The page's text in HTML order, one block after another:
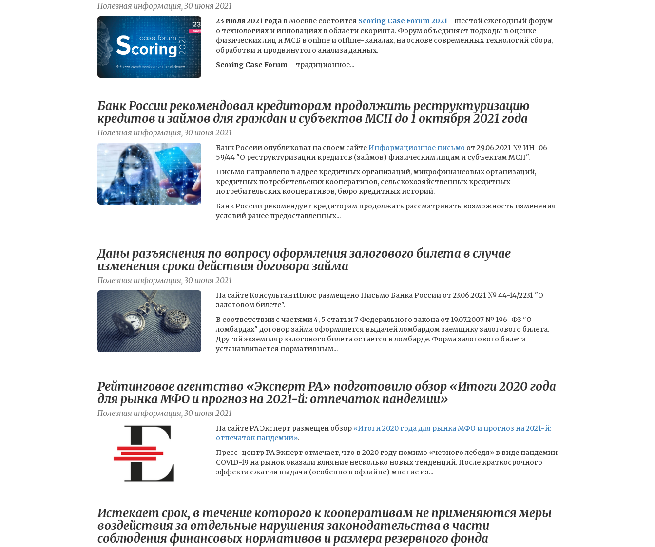
Полезная информация, 30 июня 2021
23 июля 2021 года в Москве состоится Scoring Case Forum 2021 - шестой ежегодный форум
о технологиях и инновациях в области скоринга. Форум объединяет подходы в оценке
физических лиц и МСБ в online и offline-каналах, на основе современных технологий сбора,
обработки и продвинутого анализа данных.
Scoring Case Forum – традиционное...
Банк России рекомендовал кредиторам продолжить реструктуризацию
кредитов и займов для граждан и субъектов МСП до 1 октября 2021 года
Полезная информация, 30 июня 2021
Банк России опубликовал на своем сайте Информационное письмо от 29.06.2021 № ИН-06-
59/44 "О реструктуризации кредитов (займов) физическим лицам и субъектам МСП".
Письмо направлено в адрес кредитных организаций, микрофинансовых организаций,
кредитных потребительских кооперативов, сельскохозяйственных кредитных
потребительских кооперативов, бюро кредитных историй.
Банк России рекомендует кредиторам продолжать рассматривать возможность изменения
условий ранее предоставленных...
Даны разъяснения по вопросу оформления залогового билета в случае
изменения срока действия договора займа
Полезная информация, 30 июня 2021
На сайте КонсультантПлюс размещено Письмо Банка России от 23.06.2021 № 44-14/2231 "О
залоговом билете".
В соответствии с частями 4, 5 статьи 7 Федерального закона от 19.07.2007 № 196-ФЗ "О
ломбардах" договор займа оформляется выдачей ломбардом заемщику залогового билета.
Другой экземпляр залогового билета остается в ломбарде. Форма залогового билета
устанавливается нормативным...
Рейтинговое агентство «Эксперт РА» подготовило обзор «Итоги 2020 года
для рынка МФО и прогноз на 2021-й: отпечаток пандемии»
Полезная информация, 30 июня 2021
На сайте РА Эксперт размещен обзор «Итоги 2020 года для рынка МФО и прогноз на 2021-й:
отпечаток пандемии».
Пресс-центр РА Экперт отмечает, что в 2020 году помимо «черного лебедя» в виде пандемии
COVID-19 на рынок оказали влияние несколько новых тенденций. После краткосрочного
эффекта сжатия выдачи (особенно в офлайне) многие из...
Истекает срок, в течение которого к кооперативам не применяются меры
воздействия за отдельные нарушения законодательства в части
соблюдения финансовых нормативов и размера резервного фонда